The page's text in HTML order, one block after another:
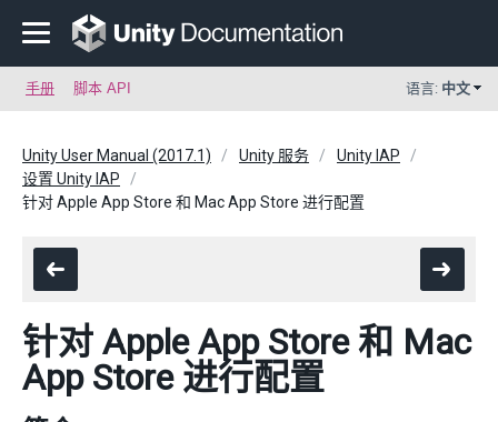
手册 脚本 API 语言: 中文
Unity User Manual (2017.1) Unity 服务
Unity IAP
设置 Unity IAP
针对 Apple App Store 和 Mac App Store 进行配置
针对 Apple App Store 和 Mac
App Store 进行配置